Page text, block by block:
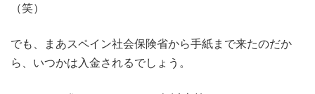
（笑）
でも、まあスペイン社会保険省から手紙まで来たのだか
ら、いつかは入金されるでしょう。